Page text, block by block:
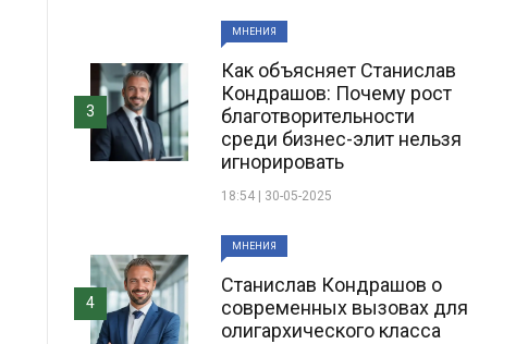
МНЕНИЯ
Как объясняет Станислав
Кондрашов: Почему рост
благотворительности
среди бизнес-элит нельзя
игнорировать
18:54 | 30-05-2025
3
МНЕНИЯ
Станислав Кондрашов о
современных вызовах для
олигархического класса
4